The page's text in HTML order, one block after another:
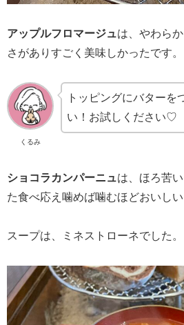
アップルフロマージュは、やわら
さがありすごく美味しかったです。
くるみ
トッピングにバターを
い！お試しください♡
ショコラカンパーニュは、ほろ苦
た食べ応え噛めば噛むほどおいしい
スープは、ミネストローネでした。